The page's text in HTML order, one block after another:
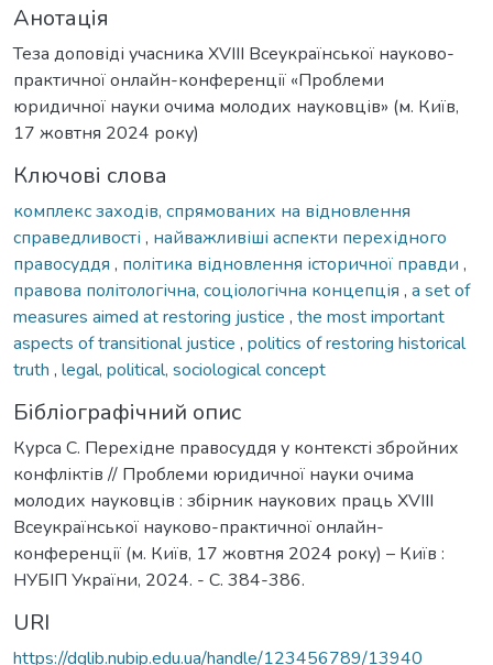
Анотація
Теза доповіді учасника XVIII Всеукраїнської науково-
практичної онлайн-конференції «Проблеми
юридичної науки очима молодих науковців» (м. Київ,
17 жовтня 2024 року)
Ключові слова
комплекс заходів, спрямованих на відновлення
справедливості , найважливіші аспекти перехідного
правосуддя , політика відновлення історичної правди ,
правова політологічна, соціологічна концепція , a set of
measures aimed at restoring justice , the most important
aspects of transitional justice , politics of restoring historical
truth , legal, political, sociological concept
Бібліографічний опис
Курса С. Перехідне правосуддя у контексті збройних
конфліктів // Проблеми юридичної науки очима
молодих науковців : збірник наукових праць XVIII
Всеукраїнської науково-практичної онлайн-
конференції (м. Київ, 17 жовтня 2024 року) – Київ :
НУБІП України, 2024. - С. 384-386.
URI
https://dglib.nubip.edu.ua/handle/123456789/13940